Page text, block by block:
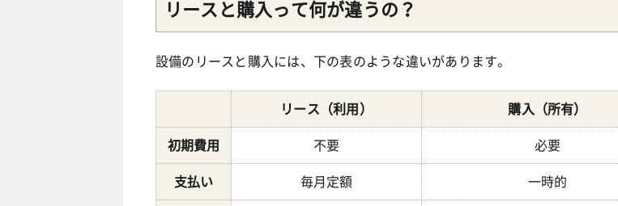
リースと購入って何が違うの？
設備のリースと購入には、下の表のような違いがあります。
リース（利用） 購入（所有）
初期費用 不要 必要
支払い 毎月定額 一時的